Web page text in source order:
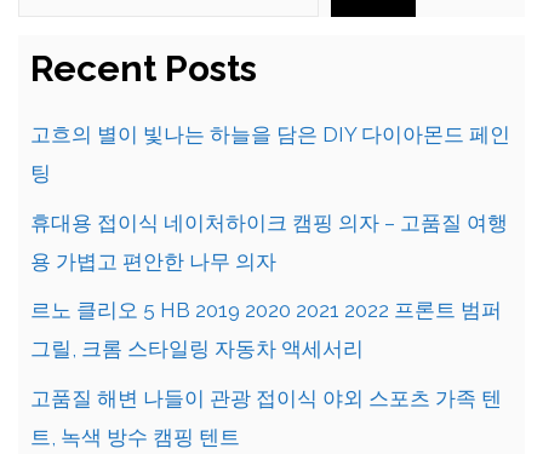
Recent Posts
고흐의 별이 빛나는 하늘을 담은 DIY 다이아몬드 페인
팅
휴대용 접이식 네이처하이크 캠핑 의자 – 고품질 여행
용 가볍고 편안한 나무 의자
르노 클리오 5 HB 2019 2020 2021 2022 프론트 범퍼
그릴, 크롬 스타일링 자동차 액세서리
고품질 해변 나들이 관광 접이식 야외 스포츠 가족 텐
트, 녹색 방수 캠핑 텐트